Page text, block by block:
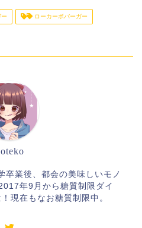
ローカーボバーガー
卒業後、都会の美味しいモノ
年9月から糖質制限ダイ
現在もなお糖質制限中。